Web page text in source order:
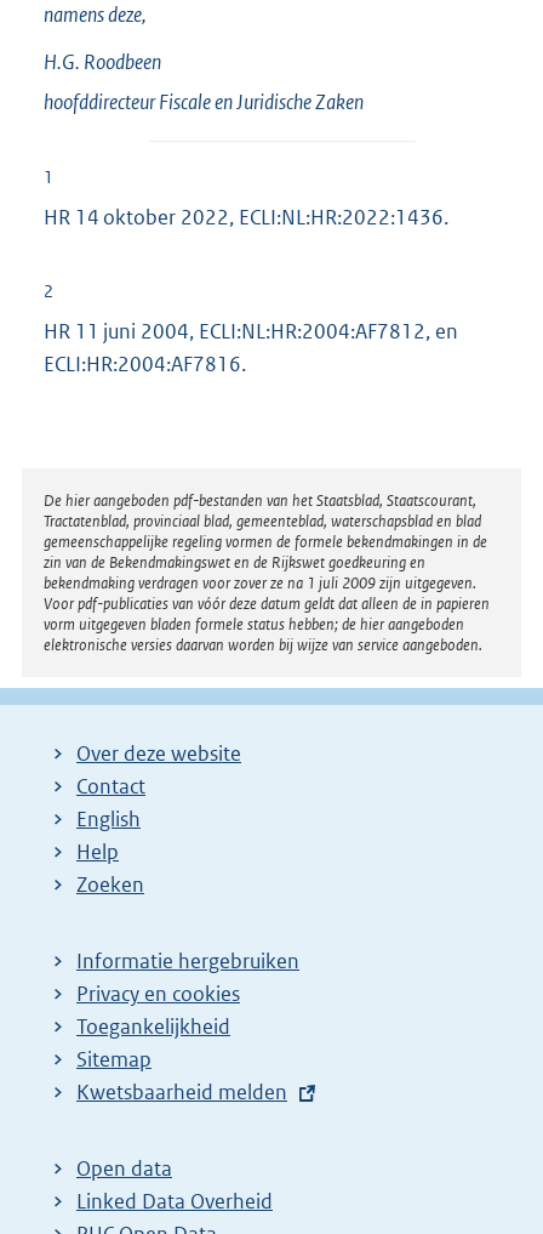
namens deze,
H.G. Roodbeen
hoofddirecteur Fiscale en Juridische Zaken
1
HR 14 oktober 2022, ECLI:NL:HR:2022:1436.
2
HR 11 juni 2004, ECLI:NL:HR:2004:AF7812, en
ECLI:HR:2004:AF7816.
Disclaimer
De hier aangeboden pdf-bestanden van het Staatsblad, Staatscourant,
Tractatenblad, provinciaal blad, gemeenteblad, waterschapsblad en blad
gemeenschappelijke regeling vormen de formele bekendmakingen in de
zin van de Bekendmakingswet en de Rijkswet goedkeuring en
bekendmaking verdragen voor zover ze na 1 juli 2009 zijn uitgegeven.
Voor pdf-publicaties van vóór deze datum geldt dat alleen de in papieren
vorm uitgegeven bladen formele status hebben; de hier aangeboden
elektronische versies daarvan worden bij wijze van service aangeboden.
Over deze website
Contact
English
Help
Zoeken
Informatie hergebruiken
Privacy en cookies
Toegankelijkheid
Sitemap
E
t
e
r
Kwetsbaarheid melden
Open data
Linked Data Overheid